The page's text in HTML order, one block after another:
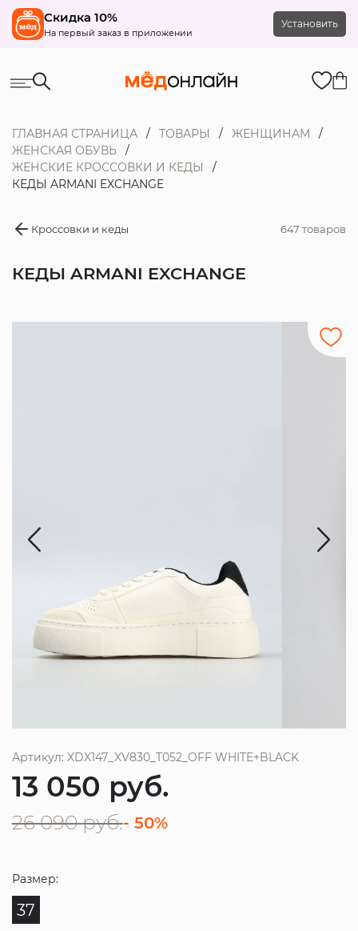
Скидка 10%
На первый заказ в приложении
Установить
ГЛАВНАЯ СТРАНИЦА ТОВАРЫ
ЖЕНЩИНАМ
ЖЕНСКАЯ ОБУВЬ
ЖЕНСКИЕ КРОССОВКИ И КЕДЫ
КЕДЫ ARMANI EXCHANGE
Кроссовки и кеды 647 товаров
КЕДЫ ARMANI EXCHANGE
Артикул: XDX147_XV830_T052_OFF WHITE+BLACK
13 050 руб.
26 090 руб.- 50%
Размер:
37